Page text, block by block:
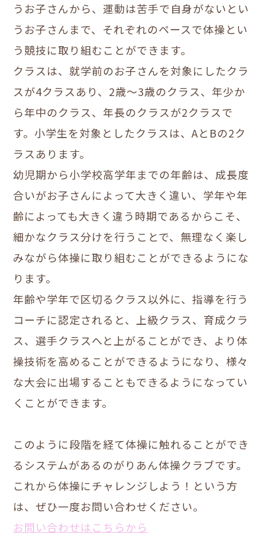
うお子さんから、運動は苦手で自身がないとい
うお子さんまで、それぞれのペースで体操とい
う競技に取り組むことができます。
クラスは、就学前のお子さんを対象にしたクラ
スが4クラスあり、2歳～3歳のクラス、年少か
ら年中のクラス、年長のクラスが2クラスで
す。小学生を対象としたクラスは、AとBの2ク
ラスあります。
幼児期から小学校高学年までの年齢は、成長度
合いがお子さんによって大きく違い、学年や年
齢によっても大きく違う時期であるからこそ、
細かなクラス分けを行うことで、無理なく楽し
みながら体操に取り組むことができるようにな
ります。
年齢や学年で区切るクラス以外に、指導を行う
コーチに認定されると、上級クラス、育成クラ
ス、選手クラスへと上がることができ、より体
操技術を高めることができるようになり、様々
な大会に出場することもできるようになってい
くことができます。
このように段階を経て体操に触れることができ
るシステムがあるのがりあん体操クラブです。
これから体操にチャレンジしよう！という方
は、ぜひ一度お問い合わせください。
お問い合わせはこちらから